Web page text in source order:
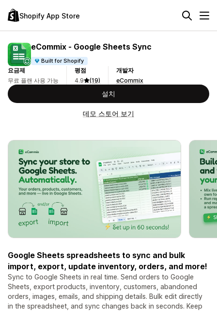
Shopify App Store
eCommix ‑ Google Sheets Sync
Built for Shopify
요금제
무료 플랜 사용 가능
평점
4.9
(19)
개발자
eCommix
설치
데모 스토어 보기
Google Sheets spreadsheets to sync and bulk
import, export, update inventory, orders, and more!
Sync to Google Sheets in real time. Send orders to Google
Sheets, export products, inventory, customers, abandoned
orders, images, emails, and shipping details. Bulk edit directly
in the spreadsheet, and sync changes back in seconds. Keep